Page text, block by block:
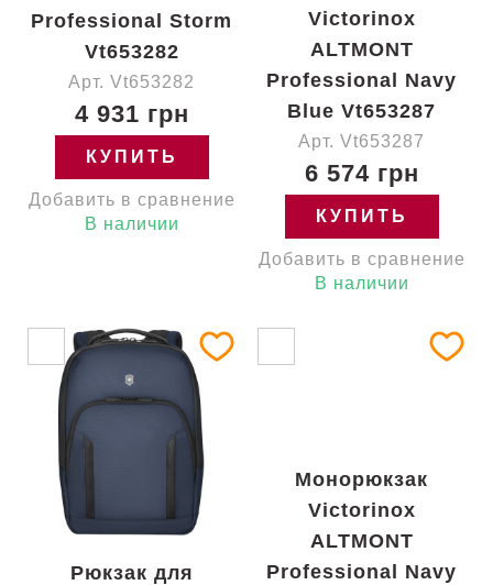
Professional Storm
Vt653282
Арт. Vt653282
4 931 грн
КУПИТЬ
Добавить в сравнение
В наличии
Victorinox
ALTMONT
Professional Navy
Blue Vt653287
Арт. Vt653287
6 574 грн
КУПИТЬ
Добавить в сравнение
В наличии
Рюкзак для
Монорюкзак
Victorinox
ALTMONT
Professional Navy